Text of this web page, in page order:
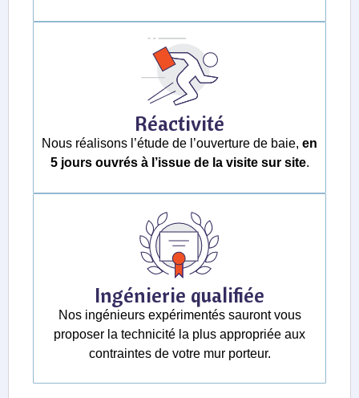
Réactivité
Nous réalisons l’étude de l’ouverture de baie, en
5 jours ouvrés à l’issue de la visite sur site.
Ingénierie qualifiée
Nos ingénieurs expérimentés sauront vous
proposer la technicité la plus appropriée aux
contraintes de votre mur porteur.